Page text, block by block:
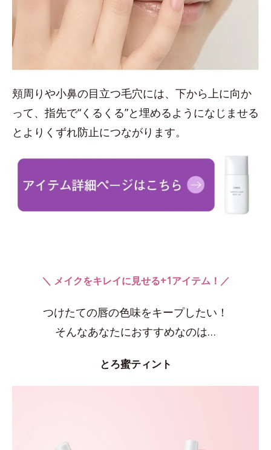
頬周りや小鼻の目立つ毛穴には、下から上に向か
って、指先で“くるくる”と埋めるようになじませる
とよりくずれ防止につながります。
＼ メイクをキレイに見せる+1アイテム！／
つけたての唇の色味をキープしたい！
そんなあなたにおすすめなのは…
とろ蜜ティント